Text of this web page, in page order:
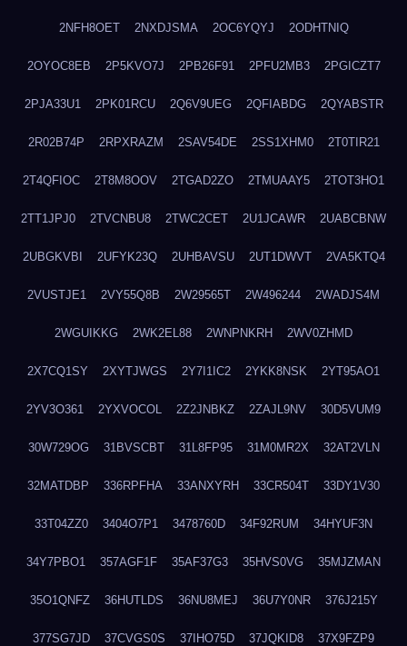
2NFH8OET 2NXDJSMA 2OC6YQYJ 2ODHTNIQ
2OYOC8EB 2P5KVO7J 2PB26F91 2PFU2MB3 2PGICZT7
2PJA33U1 2PK01RCU 2Q6V9UEG 2QFIABDG 2QYABSTR
2R02B74P 2RPXRAZM 2SAV54DE 2SS1XHM0 2T0TIR21
2T4QFIOC 2T8M8OOV 2TGAD2ZO 2TMUAAY5 2TOT3HO1
2TT1JPJ0 2TVCNBU8 2TWC2CET 2U1JCAWR 2UABCBNW
2UBGKVBI 2UFYK23Q 2UHBAVSU 2UT1DWVT 2VA5KTQ4
2VUSTJE1 2VY55Q8B 2W29565T 2W496244 2WADJS4M
2WGUIKKG 2WK2EL88 2WNPNKRH 2WV0ZHMD
2X7CQ1SY 2XYTJWGS 2Y7I1IC2 2YKK8NSK 2YT95AO1
2YV3O361 2YXVOCOL 2Z2JNBKZ 2ZAJL9NV 30D5VUM9
30W729OG 31BVSCBT 31L8FP95 31M0MR2X 32AT2VLN
32MATDBP 336RPFHA 33ANXYRH 33CR504T 33DY1V30
33T04ZZ0 3404O7P1 3478760D 34F92RUM 34HYUF3N
34Y7PBO1 357AGF1F 35AF37G3 35HVS0VG 35MJZMAN
35O1QNFZ 36HUTLDS 36NU8MEJ 36U7Y0NR 376J215Y
377SG7JD 37CVGS0S 37IHO75D 37JQKID8 37X9FZP9